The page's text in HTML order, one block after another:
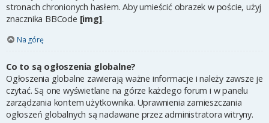
stronach chronionych hasłem. Aby umieścić obrazek w poście, użyj
znacznika BBCode [img].
Na górę
Co to są ogłoszenia globalne?
Ogłoszenia globalne zawierają ważne informacje i należy zawsze je
czytać. Są one wyświetlane na górze każdego forum i w panelu
zarządzania kontem użytkownika. Uprawnienia zamieszczania
ogłoszeń globalnych są nadawane przez administratora witryny.